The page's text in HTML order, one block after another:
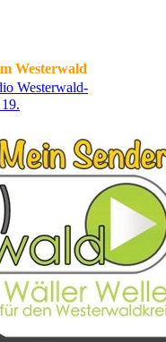
Westerwald
Westerwald-